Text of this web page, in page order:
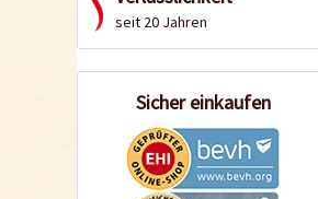
seit 20 Jahren
Sicher einkaufen